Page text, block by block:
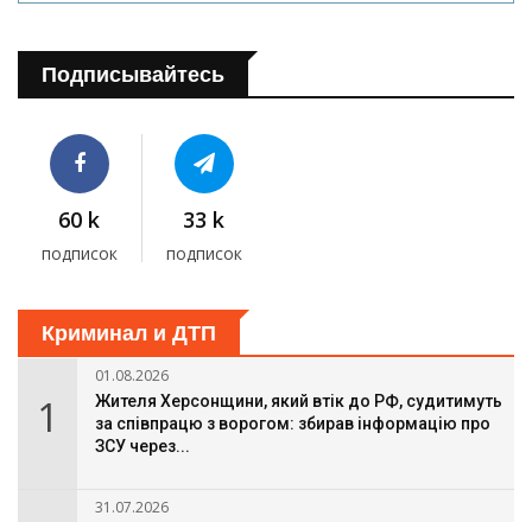
Подписывайтесь
60 k
подписок
33 k
подписок
Криминал и ДТП
1
01.08.2026
Жителя Херсонщини, який втік до РФ, судитимуть
за співпрацю з ворогом: збирав інформацію про
ЗСУ через...
31.07.2026